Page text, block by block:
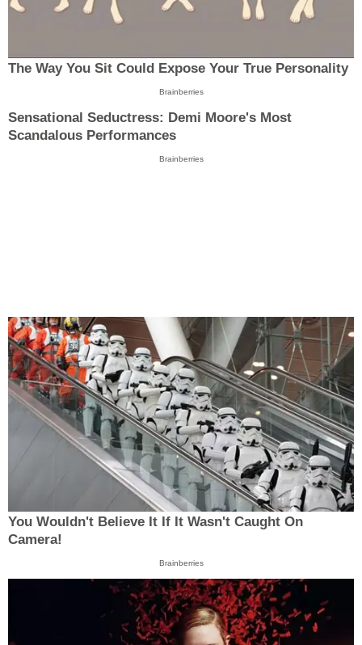
The Way You Sit Could Expose Your True Personality
Brainberries
Sensational Seductress: Demi Moore's Most
Scandalous Performances
Brainberries
You Wouldn't Believe It If It Wasn't Caught On
Camera!
Brainberries